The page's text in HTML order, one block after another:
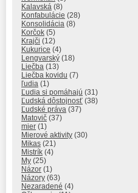
Kalavská (8)
Konfabulácie (28)
Konsolidácia (8)
Korčok (5)
Krajči (12)
Kukurice (4)
Lengvarský (18)
Liečba (13)
Liečba kovidu (7)
ľudia (1)
Ľudia si pomáhajú (31)
Ľudská dôstojnosť (38)
Ľudské práva (37)
Matovič (37)
mier (1)
Mierové aktivity (30)
Mikas (21)
Mistrík (4)
My (25)
Názor (1)
Názory (63)
Nezaradené (4)